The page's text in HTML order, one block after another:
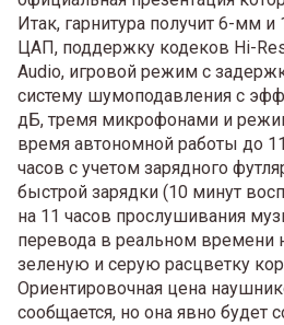
Итак, гарнитура получит 6-мм
ЦАП, поддержку кодеков Hi-Res
Audio, игровой режим с
систему шумоподавления с
дБ, тремя микрофонами и
время автономной работы до
часов с учетом зарядного
быстрой зарядки (10 минут
на 11 часов прослушивания
перевода в реальном времени
зеленую и серую расцветку
Ориентировочная цена
сообщается, но она явно будет